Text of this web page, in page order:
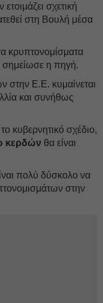
σχετική
στη Βουλή μέσα
κρυπτονομίσματα
σημείωσε η πηγή.
στην Ε.Ε. κυμαίνεται
και συνήθως
κυβερνητικό σχέδιο,
κερδών θα είναι
πολύ δύσκολο να
στην